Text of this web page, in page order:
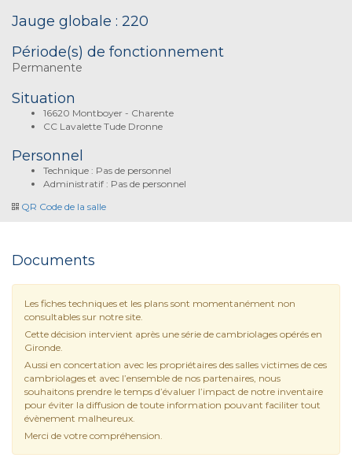
Jauge globale : 220
Période(s) de fonctionnement
Permanente
Situation
16620 Montboyer - Charente
CC Lavalette Tude Dronne
Personnel
Technique : Pas de personnel
Administratif : Pas de personnel
QR Code de la salle
Documents
Les fiches techniques et les plans sont momentanément non
consultables sur notre site.
Cette décision intervient après une série de cambriolages opérés en
Gironde.
Aussi en concertation avec les propriétaires des salles victimes de ces
cambriolages et avec l’ensemble de nos partenaires, nous
souhaitons prendre le temps d’évaluer l’impact de notre inventaire
pour éviter la diffusion de toute information pouvant faciliter tout
évènement malheureux.
Merci de votre compréhension.